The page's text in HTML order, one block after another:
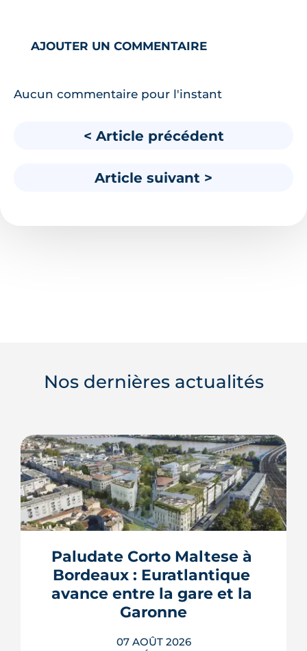
AJOUTER UN COMMENTAIRE
Aucun commentaire pour l'instant
< Article précédent
Article suivant >
Nos dernières actualités
Paludate Corto Maltese à
Bordeaux : Euratlantique
avance entre la gare et la
Garonne
07 AOÛT 2026